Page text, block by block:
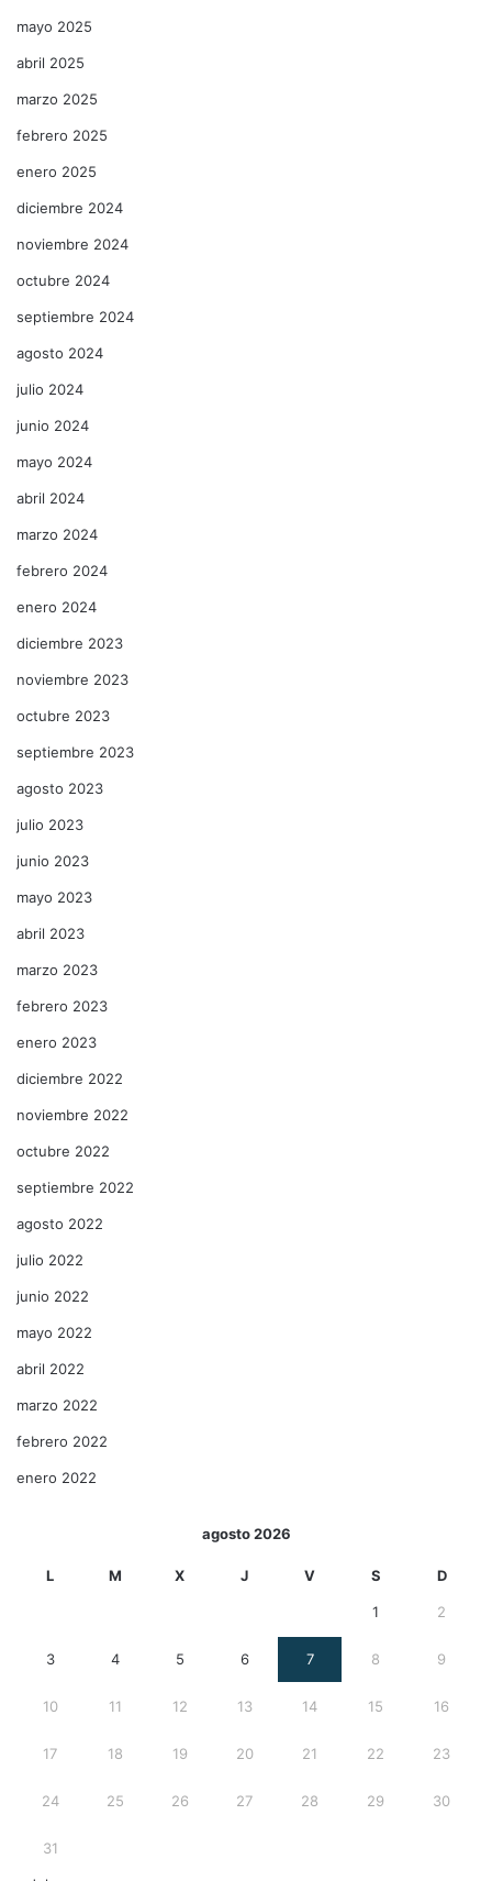
mayo 2025
abril 2025
marzo 2025
febrero 2025
enero 2025
diciembre 2024
noviembre 2024
octubre 2024
septiembre 2024
agosto 2024
julio 2024
junio 2024
mayo 2024
abril 2024
marzo 2024
febrero 2024
enero 2024
diciembre 2023
noviembre 2023
octubre 2023
septiembre 2023
agosto 2023
julio 2023
junio 2023
mayo 2023
abril 2023
marzo 2023
febrero 2023
enero 2023
diciembre 2022
noviembre 2022
octubre 2022
septiembre 2022
agosto 2022
julio 2022
junio 2022
mayo 2022
abril 2022
marzo 2022
febrero 2022
enero 2022
agosto 2026
L M X J V S D
1 2
3 4 5 6 7 8 9
10 11 12 13 14 15 16
17 18 19 20 21 22 23
24 25 26 27 28 29 30
31